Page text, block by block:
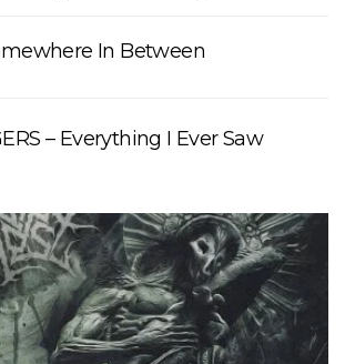
In Between
– Everything I Ever Saw